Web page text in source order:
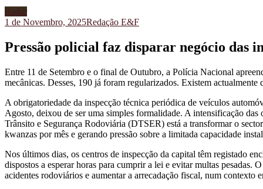
Radar
1 de Novembro, 2025Redação E&F
Pressão policial faz disparar negócio das
Entre 11 de Setembro e o final de Outubro, a Polícia Nacional
mecânicas. Desses, 190 já foram regularizados. Existem
A obrigatoriedade da inspecção técnica periódica de veículos
Agosto, deixou de ser uma simples formalidade. A intensificação
Trânsito e Segurança Rodoviária (DTSER) está a transformar o
kwanzas por mês e gerando pressão sobre a limitada capacidade
Nos últimos dias, os centros de inspecção da capital têm registado
dispostos a esperar horas para cumprir a lei e evitar multas
acidentes rodoviários e aumentar a arrecadação fiscal, num